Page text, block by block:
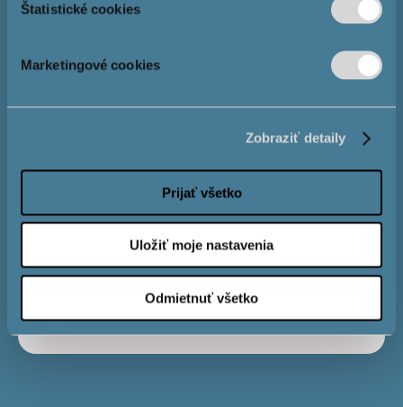
Štatistické cookies
Marketingové cookies
Zobraziť detaily
Prijať všetko
Uložiť moje nastavenia
Odmietnuť všetko
4,0 %
Mesačná